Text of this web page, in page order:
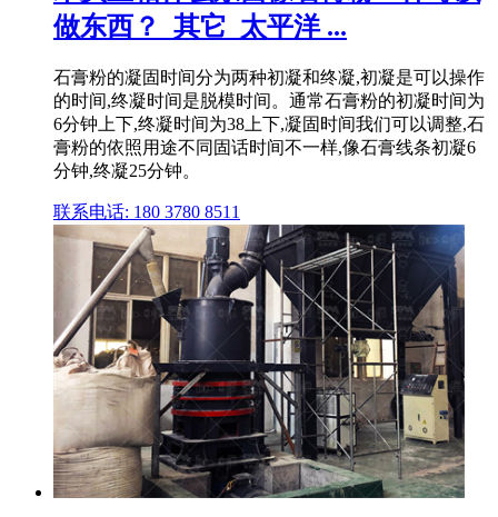
做东西？_其它_太平洋 ...
石膏粉的凝固时间分为两种初凝和终凝,初凝是可以操作
的时间,终凝时间是脱模时间。通常石膏粉的初凝时间为
6分钟上下,终凝时间为38上下,凝固时间我们可以调整,石
膏粉的依照用途不同固话时间不一样,像石膏线条初凝6
分钟,终凝25分钟。
联系电话: 180 3780 8511